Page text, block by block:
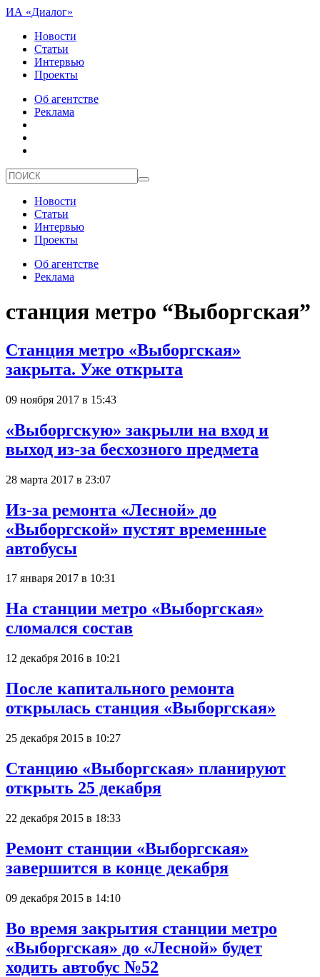
ИА «Диалог»
Новости
Статьи
Интервью
Проекты
Об агентстве
Реклама
Новости
Статьи
Интервью
Проекты
Об агентстве
Реклама
станция метро “Выборгская”
Станция метро «Выборгская»
закрыта. Уже открыта
09 ноября 2017 в 15:43
«Выборгскую» закрыли на вход и
выход из-за бесхозного предмета
28 марта 2017 в 23:07
Из-за ремонта «Лесной» до
«Выборгской» пустят временные
автобусы
17 января 2017 в 10:31
На станции метро «Выборгская»
сломался состав
12 декабря 2016 в 10:21
После капитального ремонта
открылась станция «Выборгская»
25 декабря 2015 в 10:27
Станцию «Выборгская» планируют
открыть 25 декабря
22 декабря 2015 в 18:33
Ремонт станции «Выборгская»
завершится в конце декабря
09 декабря 2015 в 14:10
Во время закрытия станции метро
«Выборгская» до «Лесной» будет
ходить автобус №52